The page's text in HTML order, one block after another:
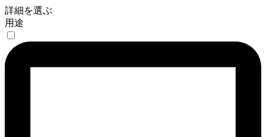
詳細を選ぶ
用途